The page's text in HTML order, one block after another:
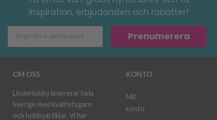
inspiration, erbjudanden och rabatter!
Prenumerera
OM OSS
LindeHobby levererar hela
Sverige med kvalitetsgarn
och hobbyartiklar. Vi har
KONTO
Mit
konto